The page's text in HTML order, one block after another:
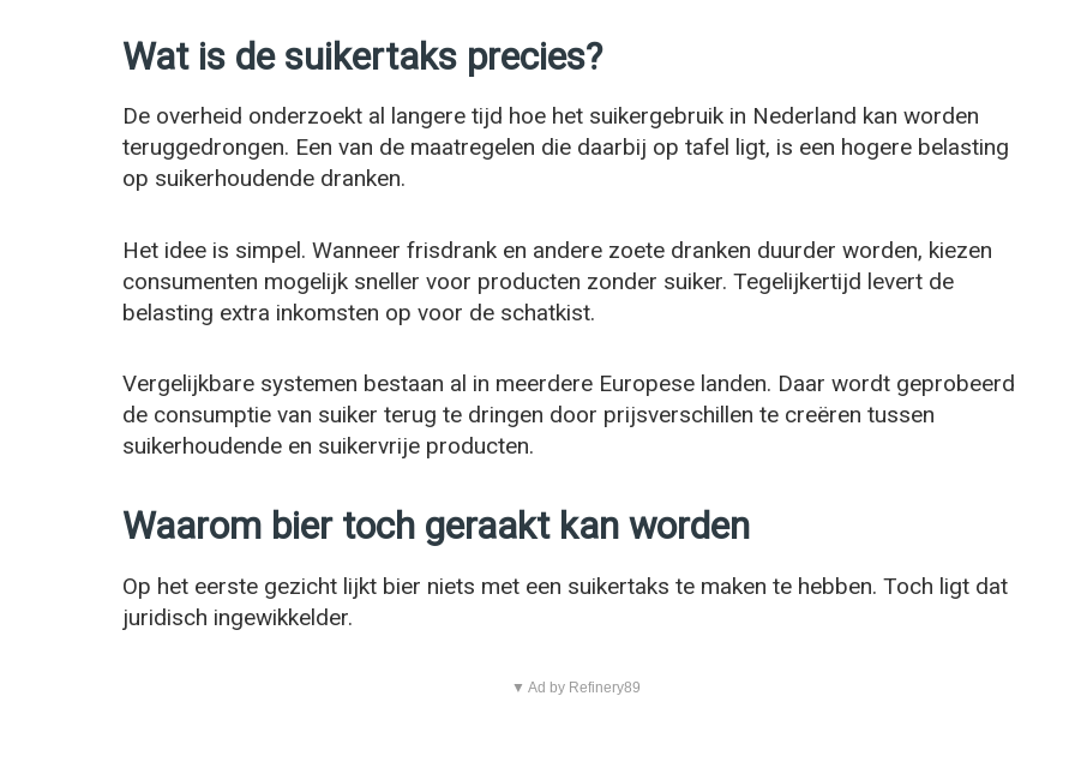
Wat is de suikertaks precies?
De overheid onderzoekt al langere tijd hoe het suikergebruik in Nederland kan worden
teruggedrongen. Een van de maatregelen die daarbij op tafel ligt, is een hogere belasting
op suikerhoudende dranken.
Het idee is simpel. Wanneer frisdrank en andere zoete dranken duurder worden, kiezen
consumenten mogelijk sneller voor producten zonder suiker. Tegelijkertijd levert de
belasting extra inkomsten op voor de schatkist.
Vergelijkbare systemen bestaan al in meerdere Europese landen. Daar wordt geprobeerd
de consumptie van suiker terug te dringen door prijsverschillen te creëren tussen
suikerhoudende en suikervrije producten.
Waarom bier toch geraakt kan worden
Op het eerste gezicht lijkt bier niets met een suikertaks te maken te hebben. Toch ligt dat
juridisch ingewikkelder.
▼ Ad by Refinery89